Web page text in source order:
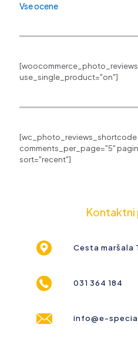
Vse ocene
use_single_product="on"]
comments_per_page="5"
sort="recent"]
Cesta maršala
031 364 184
info@e-